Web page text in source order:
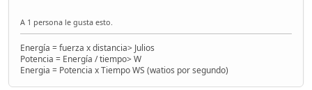
A 1 persona le gusta esto.
Energía = fuerza x distancia> Julios
Potencia = Energía / tiempo> W
Energia = Potencia x Tiempo WS (watios por segundo)